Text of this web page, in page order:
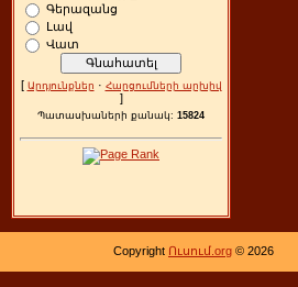
Գերազանց
Լավ
Վատ
[ Արդյունքներ · Հարցումների արխիվ
]
Պատասխաների քանակ: 15824
Copyright Ուսում.org © 2026